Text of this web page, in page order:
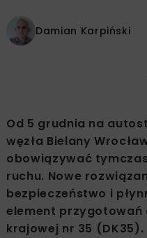
Damian Karpiński
Od 5 grudnia na
węzła Bielany
obowiązywać
ruchu. Nowe
bezpieczeństwo i
element przygotowań
krajowej nr 35 (DK35).